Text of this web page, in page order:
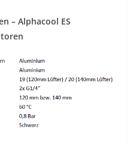
– Alphacool ES